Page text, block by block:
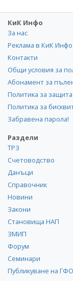
КиК Инфо
За нас
Реклама в КиК Инфо
Контакти
Общи условия за
Абонамент за
Политика за
Политика за
Забравена парола!
Раздели
ТРЗ
Счетоводство
Данъци
Справочник
Новини
Закони
Становища НАП
ЗМИП
Форум
Семинари
Публикуване на ГФО